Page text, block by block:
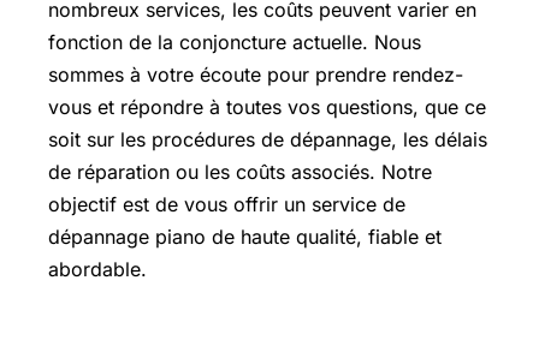
nombreux services, les coûts peuvent varier en
fonction de la conjoncture actuelle. Nous
sommes à votre écoute pour prendre rendez-
vous et répondre à toutes vos questions, que ce
soit sur les procédures de dépannage, les délais
de réparation ou les coûts associés. Notre
objectif est de vous offrir un service de
dépannage piano de haute qualité, fiable et
abordable.